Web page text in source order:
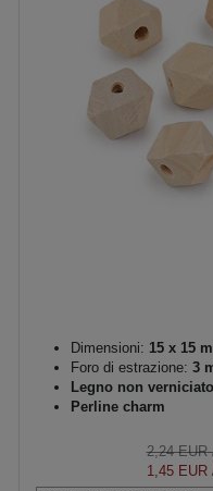
Dimensioni: 15 x 15
Foro di estrazione: 3
Legno non verniciato
Perline charm
2,24 EUR
1,45 EUR